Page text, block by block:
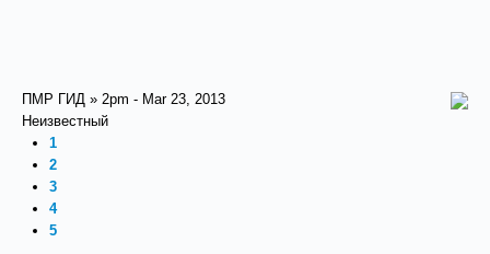
ПМР ГИД » 2pm - Mar 23, 2013
Неизвестный
1
2
3
4
5